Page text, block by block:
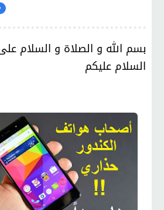
بسم الله و الصلاة و السلام
السلام عليكم